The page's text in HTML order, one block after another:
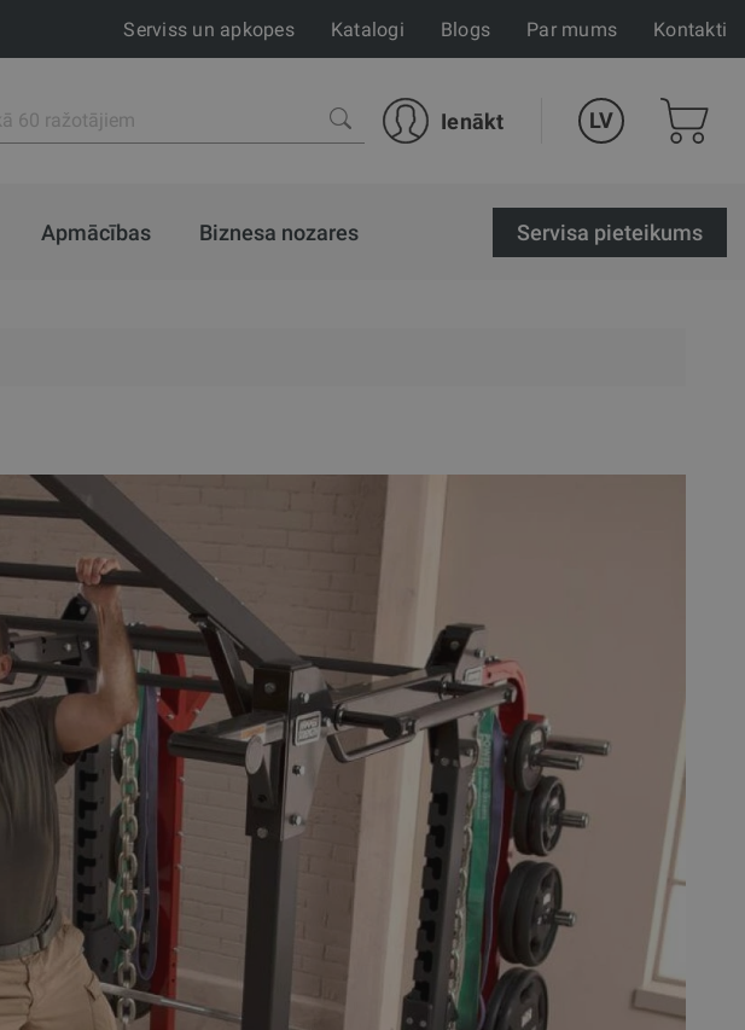
Serviss un apkopes Katalogi Blogs Par mums Kontakti
Ienākt LV
Apmācības Biznesa nozares Servisa pieteikums